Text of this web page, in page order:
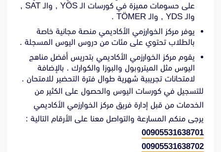
على حسومات مميزة في كورسات الـ YÖS , والـ SAT ,
والـ YDS , والـ TÖMER .
يوفر مركز الخوارزمي الأكاديمي منصة مجانية خاصة
بالطلاب تحتوي على مئات من دروس اليوس المسجلة .
يقوم مركز الخوارزمي الأكاديمي بتدريس أفضل مناهج
اليوس مثل الميتروبول والبوزا والكوارك . بالإضافة
لامتحانات تجريبية شهرية طوال فترة التحضير للامتحان .
للتسجيل في كورسات اليوس والحصول على الكثير من
الخدمات من قبل إدارة فريق مركز الخوارزمي الأكاديمي
يرجى منكم المسارعة والتواصل معنا على الأرقام التالية :
00905531638701
00905531638702